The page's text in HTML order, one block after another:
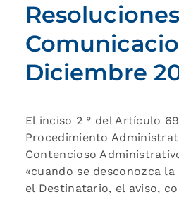
Resoluciones
Diciembre
El inciso 2 ° del Artículo
Procedimiento
Contencioso
«cuando se desconozca
el Destinatario, el aviso,